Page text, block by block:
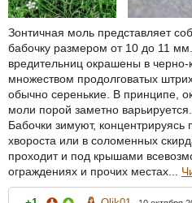
Зонтичная моль представляет
бабочку размером от 10 до 11
вредительниц окрашены в
множеством продолговатых
обычно серенькие. В принципе,
моли порой заметно варьируется.
Бабочки зимуют, концентрируясь
хвороста или в соломенных
проходит и под крышами
ограждениях и прочих местах...